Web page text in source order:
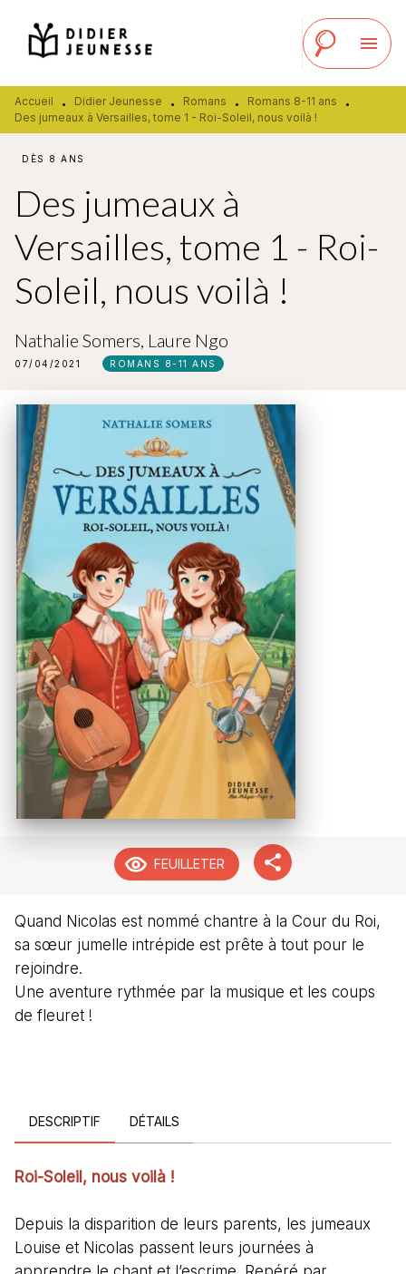
MENU RECHERCHE
PIED DE PAGE
menu
Accueil • Didier Jeunesse • Romans • Romans 8-11 ans
•
Des jumeaux à Versailles, tome 1 - Roi-Soleil, nous voilà !
DÈS 8 ANS
Des jumeaux à
Versailles, tome 1 - Roi-
Soleil, nous voilà !
Nathalie Somers Laure Ngo
07/04/2021 ROMANS 8-11 ANS
FEUILLETER
Quand Nicolas est nommé chantre à la Cour du Roi,
sa sœur jumelle intrépide est prête à tout pour le
rejoindre.
Une aventure rythmée par la musique et les coups
de fleuret !
DESCRIPTIF DÉTAILS
Roi-Soleil, nous voilà !
Depuis la disparition de leurs parents, les jumeaux
Louise et Nicolas passent leurs journées à